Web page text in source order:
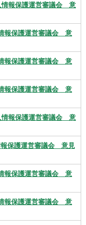
報保護運営審議会 意
報保護運営審議会 意
報保護運営審議会 意
報保護運営審議会 意
報保護運営審議会 意
保護運営審議会 意見
報保護運営審議会 意
報保護運営審議会 意